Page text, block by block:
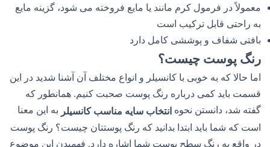
معمولاً در فرمول کرم مانند یا مایع فروخته می شود، گزینه مایع
به راحتی قابل ترکیب است
بافتی شفاف و پوششی کامل دارد
رنگ پوست چیست؟
اما حالا که به خوبی با کانسیلر و انواع مختلف آن آشنا شدید در این
قسمت باید کمی درباره رنگ پوست صحبت کنیم. همانطور که
گفته شد، دانستن نحوهانتخاب سایه مناسب کانسیلربه این معنا
است که شما باید ابتدا بدانید که رنگ پوستتان چیست؟ رنگ پوست
در واقع به رنگ سطح پوست شما اشاره دارد. فهمیدن این موضوع